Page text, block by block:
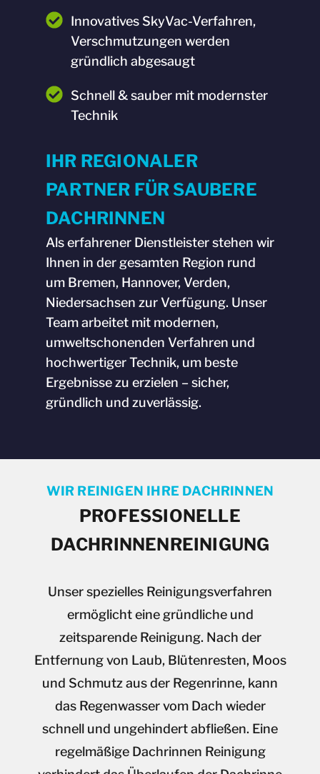
Innovatives SkyVac-Verfahren,
Verschmutzungen werden
gründlich abgesaugt
Schnell & sauber mit modernster
Technik
IHR REGIONALER
PARTNER FÜR SAUBERE
DACHRINNEN
Als erfahrener Dienstleister stehen wir
Ihnen in der gesamten Region rund
um Bremen, Hannover, Verden,
Niedersachsen zur Verfügung. Unser
Team arbeitet mit modernen,
umweltschonenden Verfahren und
hochwertiger Technik, um beste
Ergebnisse zu erzielen – sicher,
gründlich und zuverlässig.
WIR REINIGEN IHRE DACHRINNEN
PROFESSIONELLE
DACHRINNENREINIGUNG
Unser spezielles Reinigungsverfahren
ermöglicht eine gründliche und
zeitsparende Reinigung. Nach der
Entfernung von Laub, Blütenresten, Moos
und Schmutz aus der Regenrinne, kann
das Regenwasser vom Dach wieder
schnell und ungehindert abfließen. Eine
regelmäßige Dachrinnen Reinigung